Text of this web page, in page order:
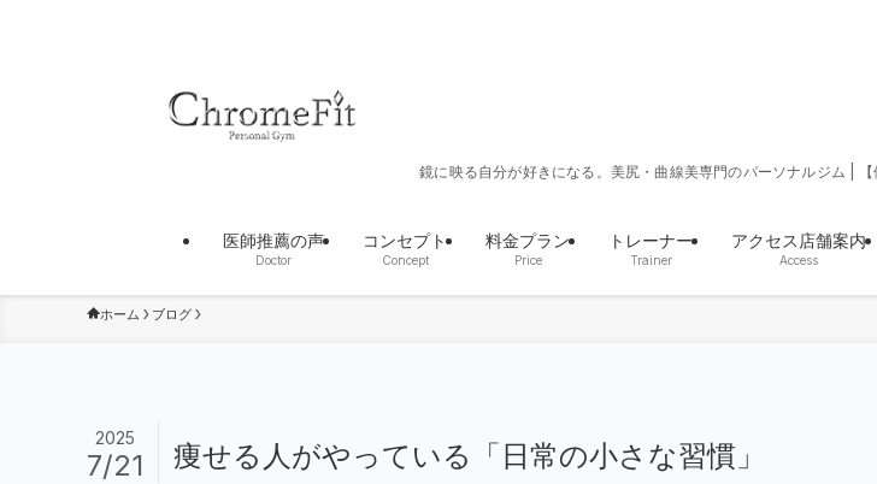
鏡に映る自分が好きになる。美尻・曲線美専門のパーソナルジム |
医師推薦の声
Doctor
コンセプト
Concept
料金プラン
Price
トレーナー
Trainer
アクセス店舗案内
Access
ホーム ブログ
痩せる人がやっている「日常の小さな習慣」
2025
7/21